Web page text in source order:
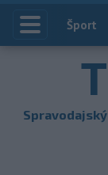
Index
Šport